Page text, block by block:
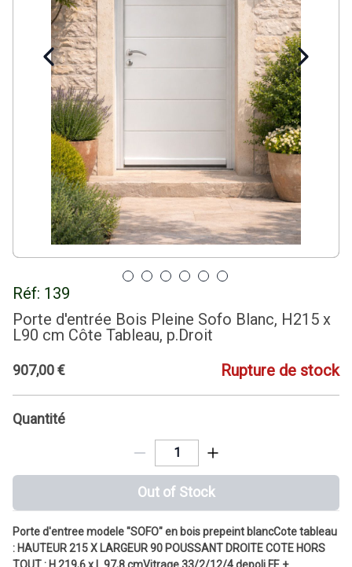
Réf: 139
Porte d'entrée Bois Pleine Sofo Blanc, H215 x
L90 cm Côte Tableau, p.Droit
907,00€ Rupture de stock
Quantité
Out of Stock
Porte d'entree modele "SOFO" en bois prepeint blancCote tableau
: HAUTEUR 215 X LARGEUR 90 POUSSANT DROITE COTE HORS
TOUT : H 219,6 x L 97,8 cmVitrage 33/2/12/4 depoli FE +